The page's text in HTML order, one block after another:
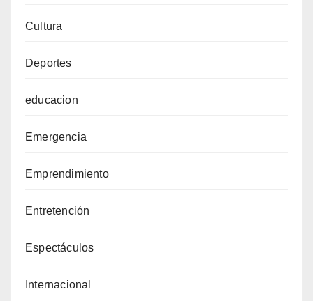
Cultura
Deportes
educacion
Emergencia
Emprendimiento
Entretención
Espectáculos
Internacional